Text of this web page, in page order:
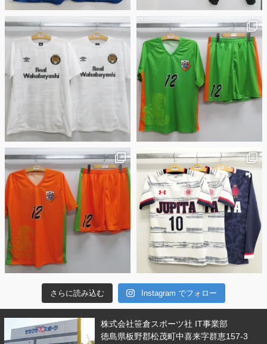
さらに読み込む Instagram でフォロー
株式会社笹倉スポーツ社 IT事業部
徳島県板野郡松茂町中喜来字群恵157-3